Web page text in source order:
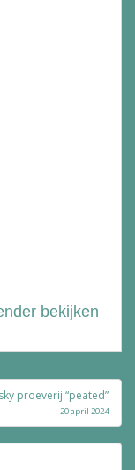
bekijken
proeverij “peated”
20 april 2024